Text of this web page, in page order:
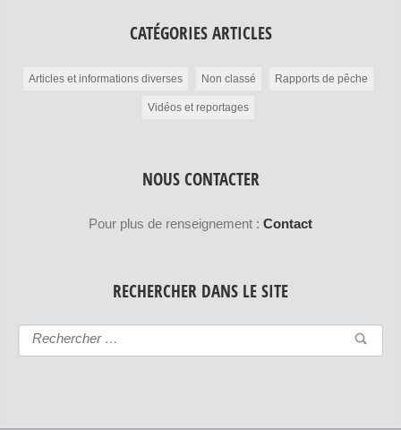
CATÉGORIES ARTICLES
Articles et informations diverses Non classé Rapports de pêche
Vidéos et reportages
NOUS CONTACTER
Pour plus de renseignement : Contact
RECHERCHER DANS LE SITE